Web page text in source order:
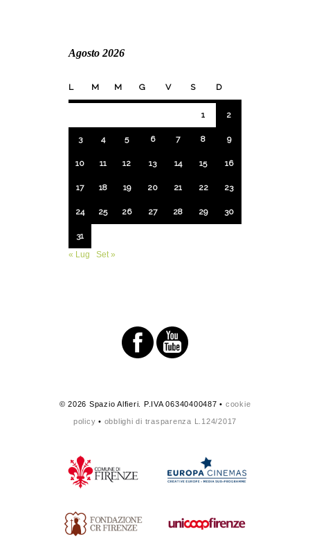
Agosto 2026
L M M G V S D
1 2
3 4 5 6 7 8 9
10 11 12 13 14 15 16
17 18 19 20 21 22 23
24 25 26 27 28 29 30
31
« Lug
Set »
© 2026 Spazio Alfieri. P.IVA 06340400487 • cookie
policy • obblighi di trasparenza L.124/2017